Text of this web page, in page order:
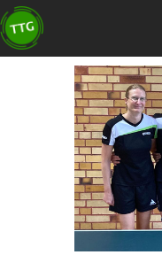
Zum
Inhalt
springen